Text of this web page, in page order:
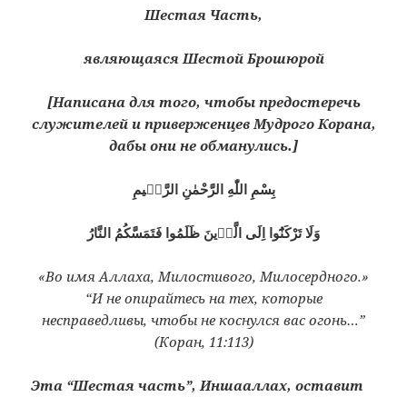
Шестая Часть,
являющаяся Шестой Брошюрой
[Написана для того, чтобы предостеречь
служителей и приверженцев Мудрого Корана,
дабы они не обманулись.]
بِسْمِ اللّٰهِ الرَّحْمٰنِ الرَّحٖيمِ
وَلَا تَرْكَنُٓوا اِلَى الَّذٖينَ ظَلَمُوا فَتَمَسَّكُمُ النَّارُ
«Во имя Аллаха, Милостивого, Милосердного.»
“И не опирайтесь на тех, которые
несправедливы, чтобы не коснулся вас огонь…”
(Коран, 11:113)
Эта “Шестая часть”, Иншааллах, оставит